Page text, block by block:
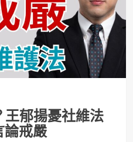
王郁揚憂社維法
論戒嚴